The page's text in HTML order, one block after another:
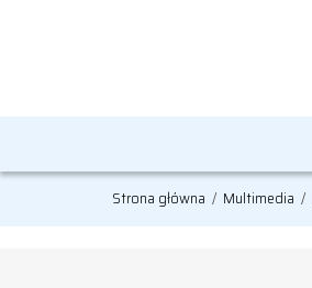
Strona główna / Multimedia /